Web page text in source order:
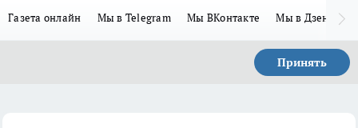
Газета онлайн Мы в Telegram Мы ВКонтакте Мы в Дзене
Принять